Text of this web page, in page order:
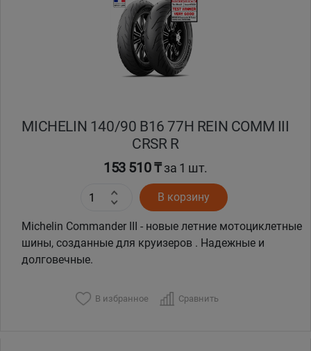
MICHELIN 140/90 B16 77H REIN COMM III
CRSR R
153 510 ₸за 1 шт.
В корзину
Michelin Commander III - новые летние мотоциклетные
шины, созданные для круизеров . Надежные и
долговечные.
В избранное Сравнить
Павлодар
Талдыкорган